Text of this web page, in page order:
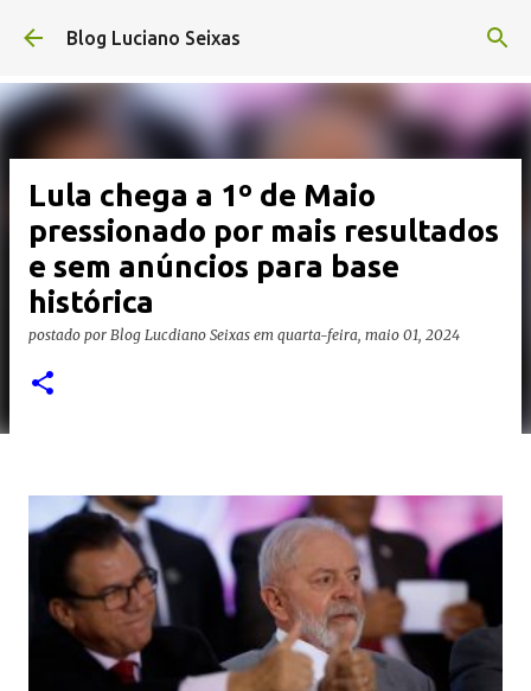
Pular para o conteúdo principal
Blog Luciano Seixas
Lula chega a 1º de Maio
pressionado por mais resultados
e sem anúncios para base
histórica
postado por Blog Lucdiano Seixas em quarta-feira, maio 01, 2024